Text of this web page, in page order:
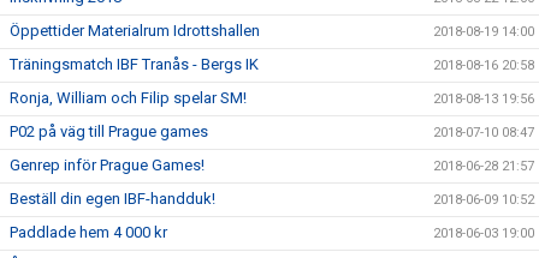
Öppettider Materialrum Idrottshallen 2018-08-19 14:00
Träningsmatch IBF Tranås - Bergs IK 2018-08-16 20:58
Ronja, William och Filip spelar SM! 2018-08-13 19:56
P02 på väg till Prague games 2018-07-10 08:47
Genrep inför Prague Games! 2018-06-28 21:57
Beställ din egen IBF-handduk! 2018-06-09 10:52
Paddlade hem 4 000 kr 2018-06-03 19:00